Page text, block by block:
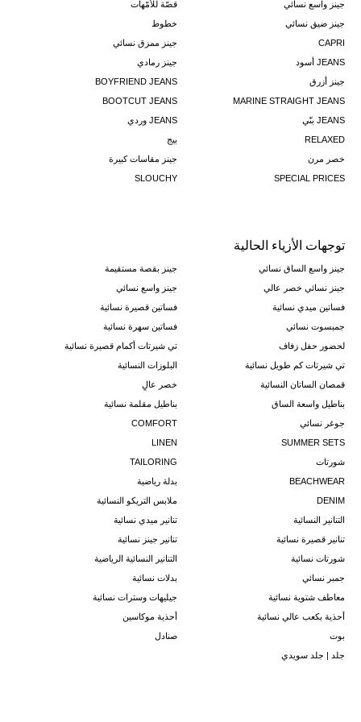
جينز واسع نسائي
قصّة للأمّهات
جينز ضيق نسائي
خطوط
CAPRI
جينز ممزق نسائي
JEANS أسود
جينز رمادي
جينز أزرق
BOYFRIEND JEANS
MARINE STRAIGHT JEANS
BOOTCUT JEANS
JEANS بنّي
JEANS وردي
RELAXED
بيج
خصر مرن
جينز مقاسات كبيرة
SPECIAL PRICES
SLOUCHY
توجهات الأزياء الحالية
جينز واسع الساق نسائي
جينز بقصة مستقيمة
جينز نسائي خصر عالي
جينز واسع نسائي
فساتين ميدي نسائية
فساتين قصيرة نسائية
جمبسوت نسائي
فساتين سهرة نسائية
لحضور حفل زفاف
تي شيرتات أكمام قصيرة نسائية
تي شيرتات كم طويل نسائية
البلوزات النسائية
قمصان الساتان النسائية
خصر عالٍ
بناطيل واسعة الساق
بناطيل مقلمة نسائية
جوغر نسائي
COMFORT
SUMMER SETS
LINEN
شورتات
TAILORING
BEACHWEAR
بدلة رياضية
DENIM
ملابس التريكو النسائية
التنانير النسائية
تنانير ميدي نسائية
تنانير قصيرة نسائية
تنانير جينز نسائية
شورتات نسائية
التنانير النسائية الرياضية
جمبر نسائي
بدلات نسائية
معاطف شتوية نسائية
جيليهات وسترات نسائية
أحذية بكعب عالي نسائية
أحذية موكاسين
بوت
صنادل
جلد | جلد سويدي